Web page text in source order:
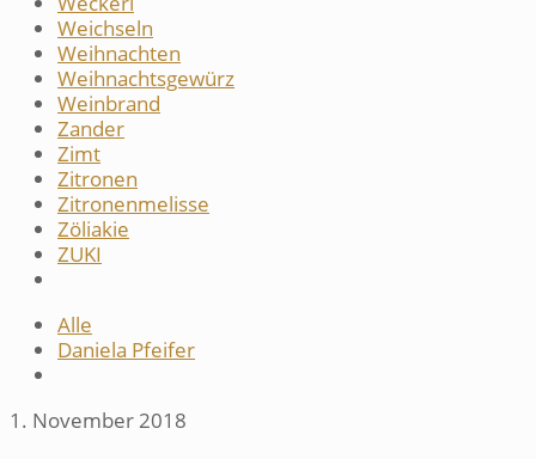
Weichseln
Weihnachten
Weihnachtsgewürz
Weinbrand
Zander
Zimt
Zitronen
Zitronenmelisse
Zöliakie
ZUKI
Alle
Daniela Pfeifer
1. November 2018